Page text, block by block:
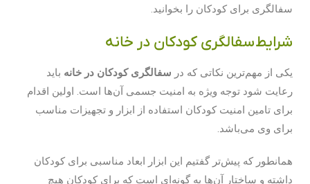
سفالگری برای کودکان را بخوانید.
شرایط سفالگری کودکان در خانه
یکی از مهم‌ترین نکاتی که در سفالگری کودکان در خانه باید
رعایت شود توجه ویژه به امنیت جسمی آن‌ها است. اولین اقدام
برای تامین امنیت کودکان استفاده از ابزار و تجهیزات مناسب
برای وی می‌باشد.
همانطور که پیش‌تر گفتیم این ابزار ابعاد مناسبی برای کودکان
داشته و ساختار آن‌ها به گونه‌ای است که برای کودکان هیچ